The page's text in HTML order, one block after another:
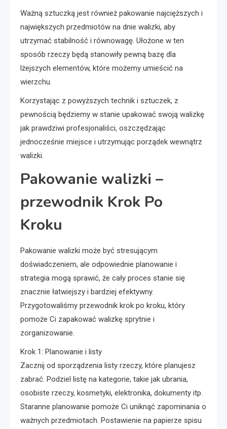
Ważną sztuczką jest również pakowanie najcięższych i
największych przedmiotów na dnie walizki, aby
utrzymać stabilność i równowagę. Ułożone w ten
sposób rzeczy będą stanowiły pewną bazę dla
lżejszych elementów, które możemy umieścić na
wierzchu.
Korzystając z powyższych technik i sztuczek, z
pewnością będziemy w stanie upakować swoją walizkę
jak prawdziwi profesjonaliści, oszczędzając
jednocześnie miejsce i utrzymując porządek wewnątrz
walizki.
Pakowanie walizki –
przewodnik Krok Po
Kroku
Pakowanie walizki może być stresującym
doświadczeniem, ale odpowiednie planowanie i
strategia mogą sprawić, że cały proces stanie się
znacznie łatwiejszy i bardziej efektywny.
Przygotowaliśmy przewodnik krok po kroku, który
pomoże Ci zapakować walizkę sprytnie i
zorganizowanie.
Krok 1: Planowanie i listy
Zacznij od sporządzenia listy rzeczy, które planujesz
zabrać. Podziel listę na kategorie, takie jak ubrania,
osobiste rzeczy, kosmetyki, elektronika, dokumenty itp.
Staranne planowanie pomoże Ci uniknąć zapominania o
ważnych przedmiotach. Postawienie na papierze spisu